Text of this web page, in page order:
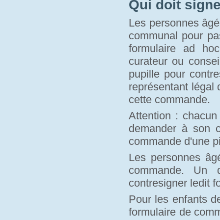
Qui doit
Les personnes
communal pour
formulaire ad
curateur ou
pupille pour
représentant légal
cette commande.
Attention :
demander à son
commande d'une
Les personnes
commande. Un
contresigner ledit
Pour les enfants
formulaire de